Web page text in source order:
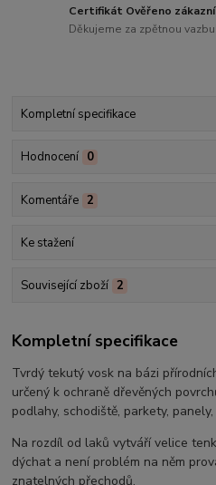
Certifikát Ověřeno
Děkujeme za zpětnou vazbu!
Kompletní specifikace
Hodnocení 0
Komentáře 2
Ke stažení
Související zboží 2
Kompletní specifikace
Tvrdý tekutý vosk na bázi
určený k ochraně dřevěných
podlahy, schodiště, parkety,
Na rozdíl od laků vytváří velice
dýchat a není problém na něm
znatelných přechodů.